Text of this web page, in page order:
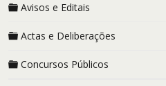
Avisos e Editais
Actas e Deliberações
Concursos Públicos